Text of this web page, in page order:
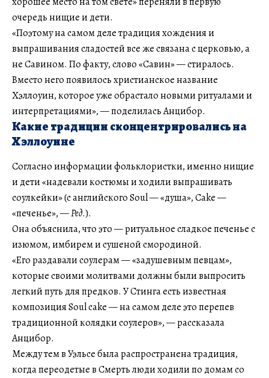
очередь нищие и дети.
«Поэтому на самом деле традиция хождения и
выпрашивания сладостей все же связана с церковью, а
не Савином. По факту, слово «Савин» — стиралось.
Вместо него появилось христианское название
Хэллоуин, которое уже обрастало новыми ритуалами и
интерпретациями», — поделилась Анцибор.
Какие традиции сконцентрировались на
Хэллоуине
Согласно информации фольклористки, именно нищие
и дети «надевали костюмы и ходили выпрашивать
соулкейки» (с английского Soul — «душа», Cake —
«печенье», —Ред.).
Она объяснила, что это — ритуальное сладкое печенье с
изюмом, имбирем и сушеной смородиной.
«Его раздавали соулерам — «задушевным певцам»,
которые своими молитвами должны были выпросить
легкий путь для предков. У Стинга есть известная
композиция Soul cake — на самом деле это перепев
традиционной колядки соулеров», — рассказала
Анцибор.
Между тем в Уэльсе была распространена традиция,
когда переодетые в Смерть люди ходили по домам со